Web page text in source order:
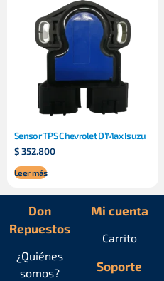
Sensor TPS Chevrolet D’Max Isuzu
$352.800
Leer más
Don
Repuestos
¿Quiénes
somos?
Mi cuenta
Carrito
Soporte